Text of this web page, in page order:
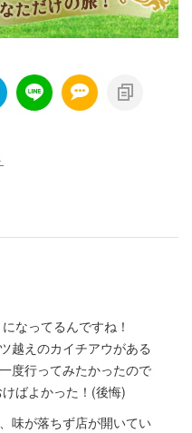
なってるんですね！
越えのカイチアウがある
度行ってみたかったので
ばよかった！(後悔)
味が落ちず店が開いてい